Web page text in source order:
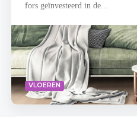
fors geïnvesteerd in de...
VLOEREN